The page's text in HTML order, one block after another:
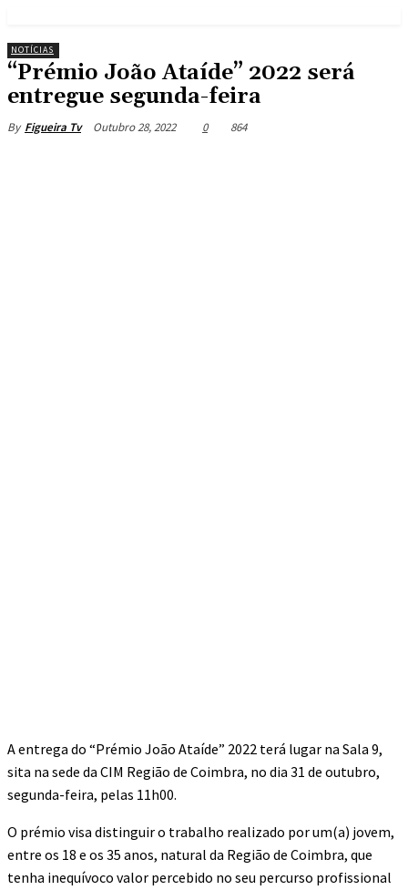
NOTÍCIAS
“Prémio João Ataíde” 2022 será
entregue segunda-feira
By Figueira Tv Outubro 28, 2022 0 864
A entrega do “Prémio João Ataíde” 2022 terá lugar na Sala 9,
sita na sede da CIM Região de Coimbra, no dia 31 de outubro,
segunda-feira, pelas 11h00.
O prémio visa distinguir o trabalho realizado por um(a) jovem,
entre os 18 e os 35 anos, natural da Região de Coimbra, que
tenha inequívoco valor percebido no seu percurso profissional